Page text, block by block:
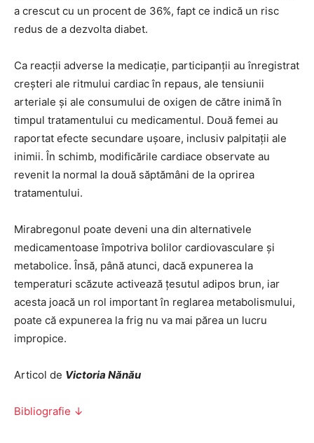
a crescut cu un procent de 36%, fapt ce indică un risc
redus de a dezvolta diabet.
Ca reacții adverse la medicație, participanții au înregistrat
creșteri ale ritmului cardiac în repaus, ale tensiunii
arteriale și ale consumului de oxigen de către inimă în
timpul tratamentului cu medicamentul. Două femei au
raportat efecte secundare ușoare, inclusiv palpitații ale
inimii. În schimb, modificările cardiace observate au
revenit la normal la două săptămâni de la oprirea
tratamentului.
Mirabregonul poate deveni una din alternativele
medicamentoase împotriva bolilor cardiovasculare și
metabolice. Însă, până atunci, dacă expunerea la
temperaturi scăzute activează țesutul adipos brun, iar
acesta joacă un rol important în reglarea metabolismului,
poate că expunerea la frig nu va mai părea un lucru
impropice.
Articol de Victoria Nănău
Bibliografie ↓